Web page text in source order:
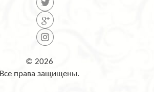
© 2026
Все права защищены.